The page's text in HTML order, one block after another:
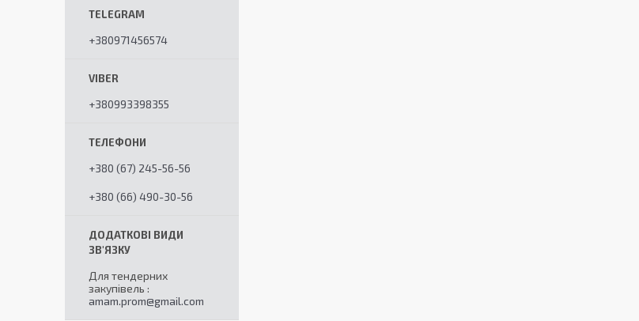
+380971456574
+380993398355
+380 (67) 245-56-56
+380 (66) 490-30-56
Для тендерних
закупівель
amam.prom@gmail.com